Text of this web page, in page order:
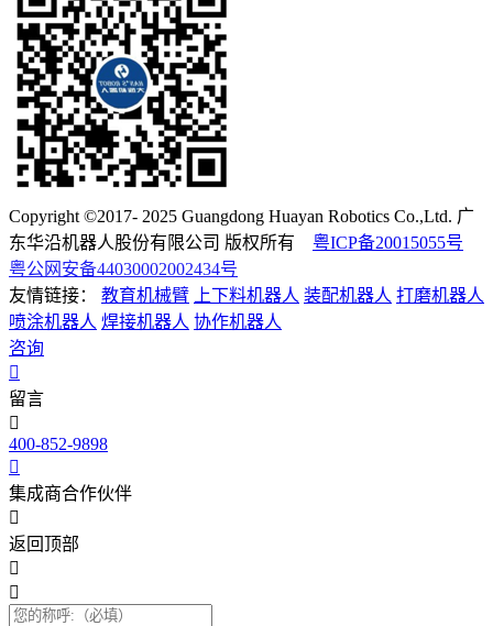
Copyright ©2017- 2025 Guangdong Huayan Robotics Co.,Ltd. 广
东华沿机器人股份有限公司 版权所有 粤ICP备20015055号
粤公网安备44030002002434号
友情链接：
教育机械臂 上下料机器人 装配机器人 打磨机器人
喷涂机器人 焊接机器人 协作机器人
咨询
留言
400-852-9898
集成商合作伙伴
返回顶部